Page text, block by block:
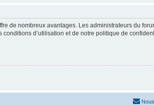
de nombreux avantages. Les administrateurs du
d’utilisation et de notre politique de